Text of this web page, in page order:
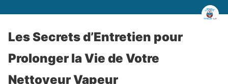
Les Secrets d’Entretien pour
Prolonger la Vie de Votre
Nettoyeur Vapeur